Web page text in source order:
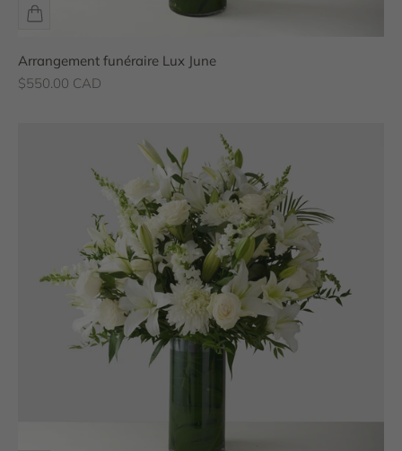
Arrangement funéraire Lux June
Prix de vente
$550.00 CAD